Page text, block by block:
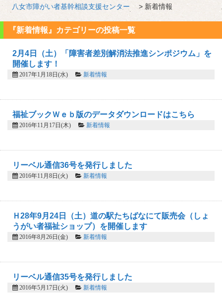
八女市障がい者基幹相談支援センター > 新着情報
『新着情報』カテゴリーの投稿一覧
2月4日（土）「障害者差別解消法推進シンポジウム」を
開催します！
2017年1月18日(水) 新着情報
福祉ブックＷｅｂ版のデータダウンロードはこちら
2016年11月17日(木) 新着情報
リーベル通信36号を発行しました
2016年11月8日(火) 新着情報
Ｈ28年9月24日（土）道の駅たちばなにて販売会（しょ
うがい者福祉ショップ）を開催します
2016年8月26日(金) 新着情報
リーベル通信35号を発行しました
2016年5月17日(火) 新着情報